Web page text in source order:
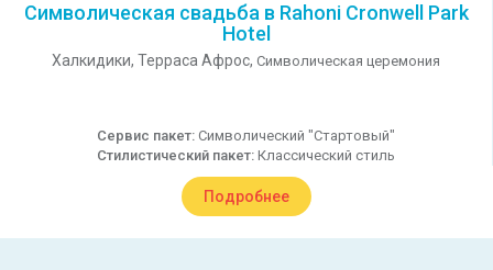
Символическая свадьба в Rahoni Cronwell Park
Hotel
Халкидики, Терраса Афрос, Символическая церемония
Сервис пакет: Символический "Стартовый"
Стилистический пакет: Классический стиль
Подробнее